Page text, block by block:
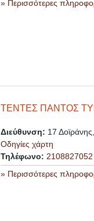
» Περισσότερες
ΤΕΝΤΕΣ ΠΑΝΤΟΣ
Διεύθυνση: 17
Οδηγίες χάρτη
Τηλέφωνο: 2108827052
» Περισσότερες